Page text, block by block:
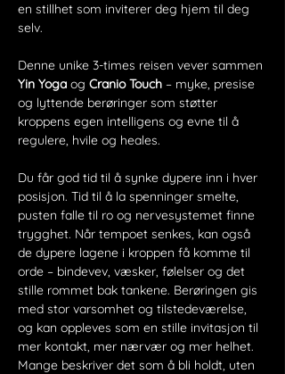
en stillhet som inviterer deg hjem til deg
selv.
Denne unike 3-times reisen vever sammen
Yin Yoga og Cranio Touch – myke, presise
og lyttende berøringer som støtter
kroppens egen intelligens og evne til å
regulere, hvile og heales.
Du får god tid til å synke dypere inn i hver
posisjon. Tid til å la spenninger smelte,
pusten falle til ro og nervesystemet finne
trygghet. Når tempoet senkes, kan også
de dypere lagene i kroppen få komme til
orde – bindevev, væsker, følelser og det
stille rommet bak tankene. Berøringen gis
med stor varsomhet og tilstedeværelse,
og kan oppleves som en stille invitasjon til
mer kontakt, mer nærvær og mer helhet.
Mange beskriver det som å bli holdt, uten